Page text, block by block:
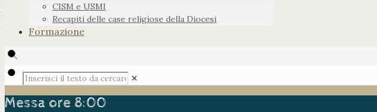
CISM e USMI
Recapiti delle case religiose della Diocesi
Formazione
✕
Messa ore 8:00